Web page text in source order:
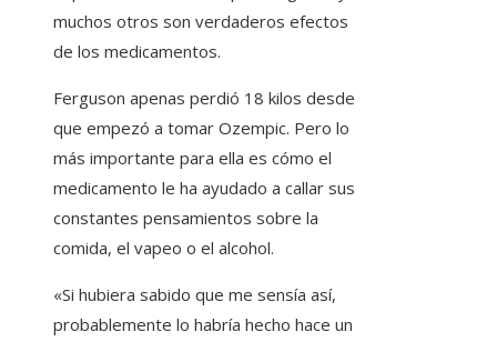
muchos otros son verdaderos efectos
de los medicamentos.
Ferguson apenas perdió 18 kilos desde
que empezó a tomar Ozempic. Pero lo
más importante para ella es cómo el
medicamento le ha ayudado a callar sus
constantes pensamientos sobre la
comida, el vapeo o el alcohol.
«Si hubiera sabido que me sensía así,
probablemente lo habría hecho hace un